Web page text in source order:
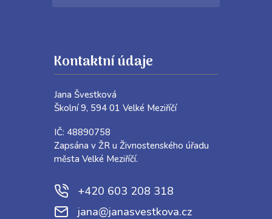
Kontaktní údaje
Jana Švestková
Školní 9, 594 01 Velké Meziříčí
IČ: 48890758
Zapsána v ŽR u Živnostenského úřadu
města Velké Meziříčí.
+420 603 208 318
jana@janasvestkova.cz